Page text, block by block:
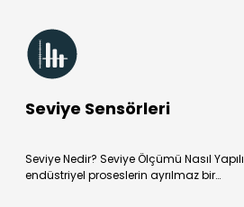
Seviye Sensörleri
Seviye Nedir? Seviye Ölçümü Nasıl
endüstriyel proseslerin ayrılmaz bir…